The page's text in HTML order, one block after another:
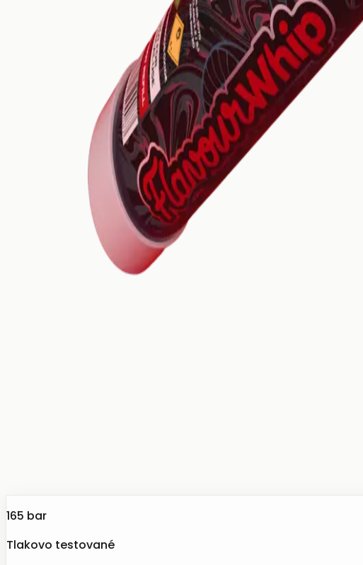
165 bar
Tlakovo testované